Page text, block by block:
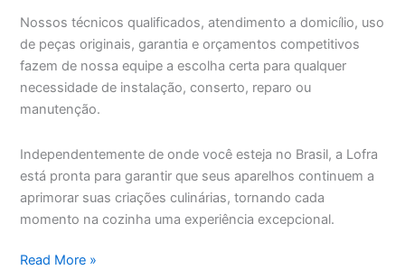
Nossos técnicos qualificados, atendimento a domicílio, uso
de peças originais, garantia e orçamentos competitivos
fazem de nossa equipe a escolha certa para qualquer
necessidade de instalação, conserto, reparo ou
manutenção.
Independentemente de onde você esteja no Brasil, a Lofra
está pronta para garantir que seus aparelhos continuem a
aprimorar suas criações culinárias, tornando cada
momento na cozinha uma experiência excepcional.
Assistência
Read More »